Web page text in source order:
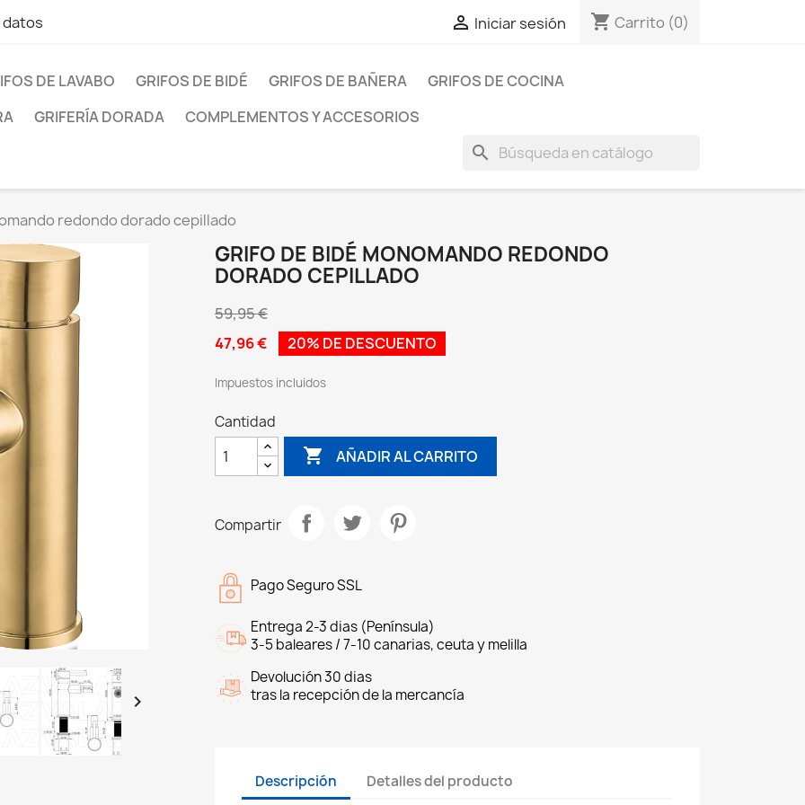
datos  Iniciar sesión shopping_cart Carrito (0)
DE LAVABO GRIFOS DE BIDÉ GRIFOS DE BAÑERA
GRIFOS DE COCINA
GRIFERÍA DORADA COMPLEMENTOS Y ACCESORIOS
search
redondo dorado cepillado

GRIFO DE BIDÉ MONOMANDO REDONDO
DORADO CEPILLADO
59,95 €
47,96 €
20% DE DESCUENTO
Impuestos incluidos
Cantidad
 AÑADIR AL CARRITO
Compartir
Pago Seguro SSL
Entrega 2-3 dias (Península)
3-5 baleares / 7-10 canarias, ceuta y melilla
Devolución 30 dias
tras la recepción de la mercancía
Descripción Detalles del producto